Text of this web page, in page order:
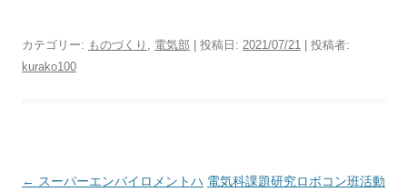
カテゴリー: ものづくり 電気部 | 投稿日: 2021/07/21 | 投稿者:
kurako100
投
← スーパーエンバイロメントハ 電気科課題研究ロボコン班活動